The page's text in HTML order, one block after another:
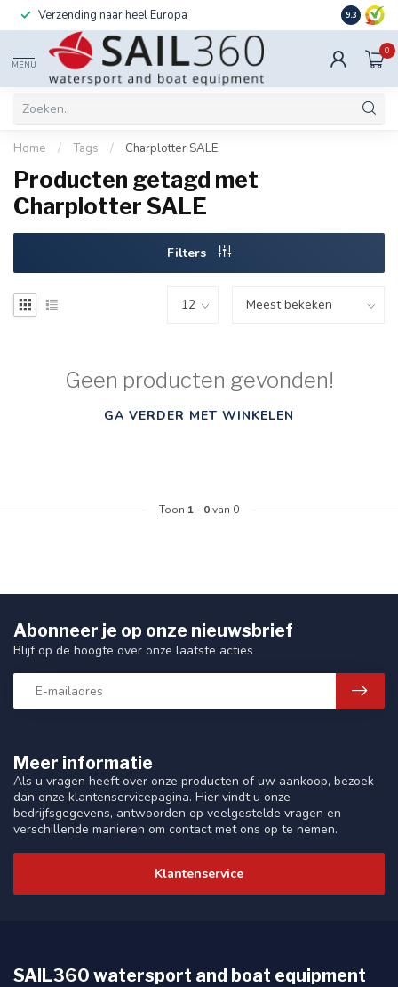
Verzending naar heel Europa Ook
9.3
MENU
0
Home / Tags / Charplotter SALE
Producten getagd met
Charplotter SALE
Filters
Geen producten gevonden!
GA VERDER MET WINKELEN
Toon 1 - 0van 0
Meer informatie
Als u vragen heeft over onze producten of uw aankoop, bezoek
dan onze klantenservicepagina. Hier vindt u onze
bedrijfsgegevens, antwoorden op veelgestelde vragen en
verschillende manieren om contact met ons op te nemen.
Klantenservice
Abonneer je op onze nieuwsbrief
Blijf op de hoogte over onze laatste acties
SAIL360 watersport and boat equipment